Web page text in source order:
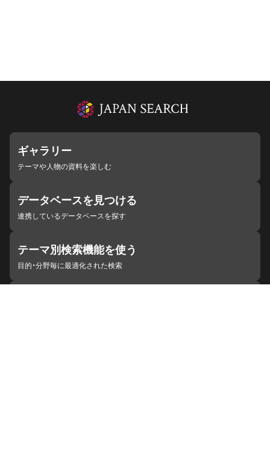
ギャラリー
テーマや人物の資料を楽しむ
データベースを見つける
連携しているデータベースを探す
テーマ別検索機能を使う
目的・分野毎に最適化された検索